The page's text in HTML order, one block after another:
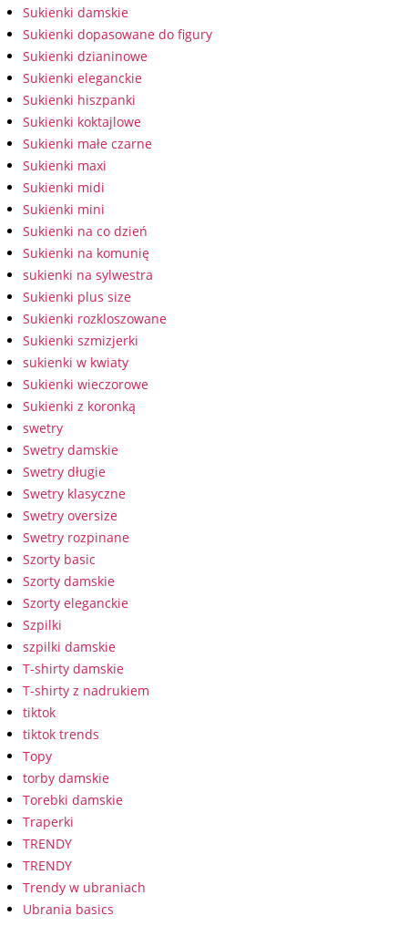
Sukienki damskie
Sukienki dopasowane do figury
Sukienki dzianinowe
Sukienki eleganckie
Sukienki hiszpanki
Sukienki koktajlowe
Sukienki małe czarne
Sukienki maxi
Sukienki midi
Sukienki mini
Sukienki na co dzień
Sukienki na komunię
sukienki na sylwestra
Sukienki plus size
Sukienki rozkloszowane
Sukienki szmizjerki
sukienki w kwiaty
Sukienki wieczorowe
Sukienki z koronką
swetry
Swetry damskie
Swetry długie
Swetry klasyczne
Swetry oversize
Swetry rozpinane
Szorty basic
Szorty damskie
Szorty eleganckie
Szpilki
szpilki damskie
T-shirty damskie
T-shirty z nadrukiem
tiktok
tiktok trends
Topy
torby damskie
Torebki damskie
Traperki
TRENDY
TRENDY
Trendy w ubraniach
Ubrania basics